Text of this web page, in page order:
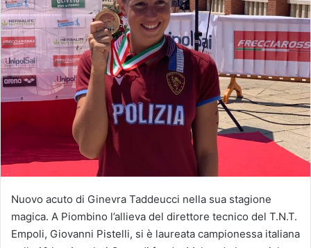
Nuovo acuto di Ginevra Taddeucci nella sua stagione
magica. A Piombino l’allieva del direttore tecnico del T.N.T.
Empoli, Giovanni Pistelli, si è laureata campionessa italiana